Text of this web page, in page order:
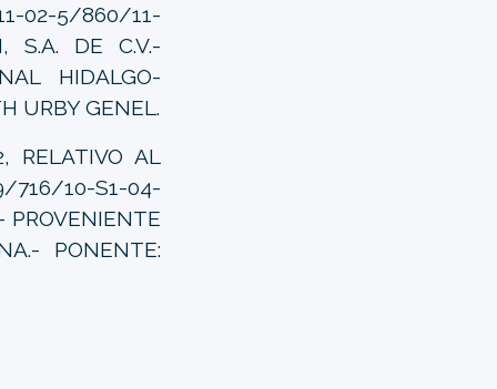
02-5/860/11-
S.A. DE C.V.-
HIDALGO-
URBY GENEL.
RELATIVO AL
716/10-S1-04-
PROVENIENTE
PONENTE: